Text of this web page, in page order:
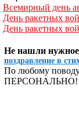
Всемирный день
День ракетных
День ракетных
Не нашли нужное
поздравление в
По любому
ПЕРСОНАЛЬНО!